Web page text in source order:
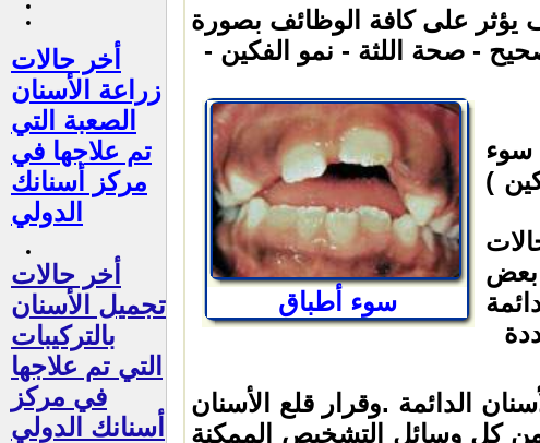
أخر حالات
زراعة الأسنان
الصعبة التي
تم علاجها في
مركز أسنانك
الدولي
أخر حالات
تجميل الأسنان
بالتركيبات
التي تم علاجها
في مركز
أسنانك الدولي
يؤثر على كافة الوظائف بصورة
- صحة اللثة - نمو الفكين -
سوء
)
بعض
سوء أطباق
الدائمة .وقرار قلع الأسنان
من كل وسائل التشخيص الممكنة